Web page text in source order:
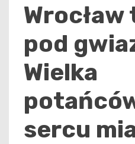
pod
Wielka
sercu